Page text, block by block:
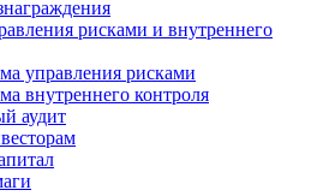
рисками и внутреннего
управления рисками
внутреннего контроля
аудит